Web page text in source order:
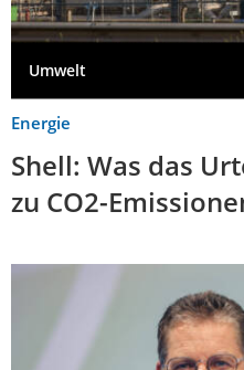
Umwelt
Energie
Shell: Was das
zu CO2-